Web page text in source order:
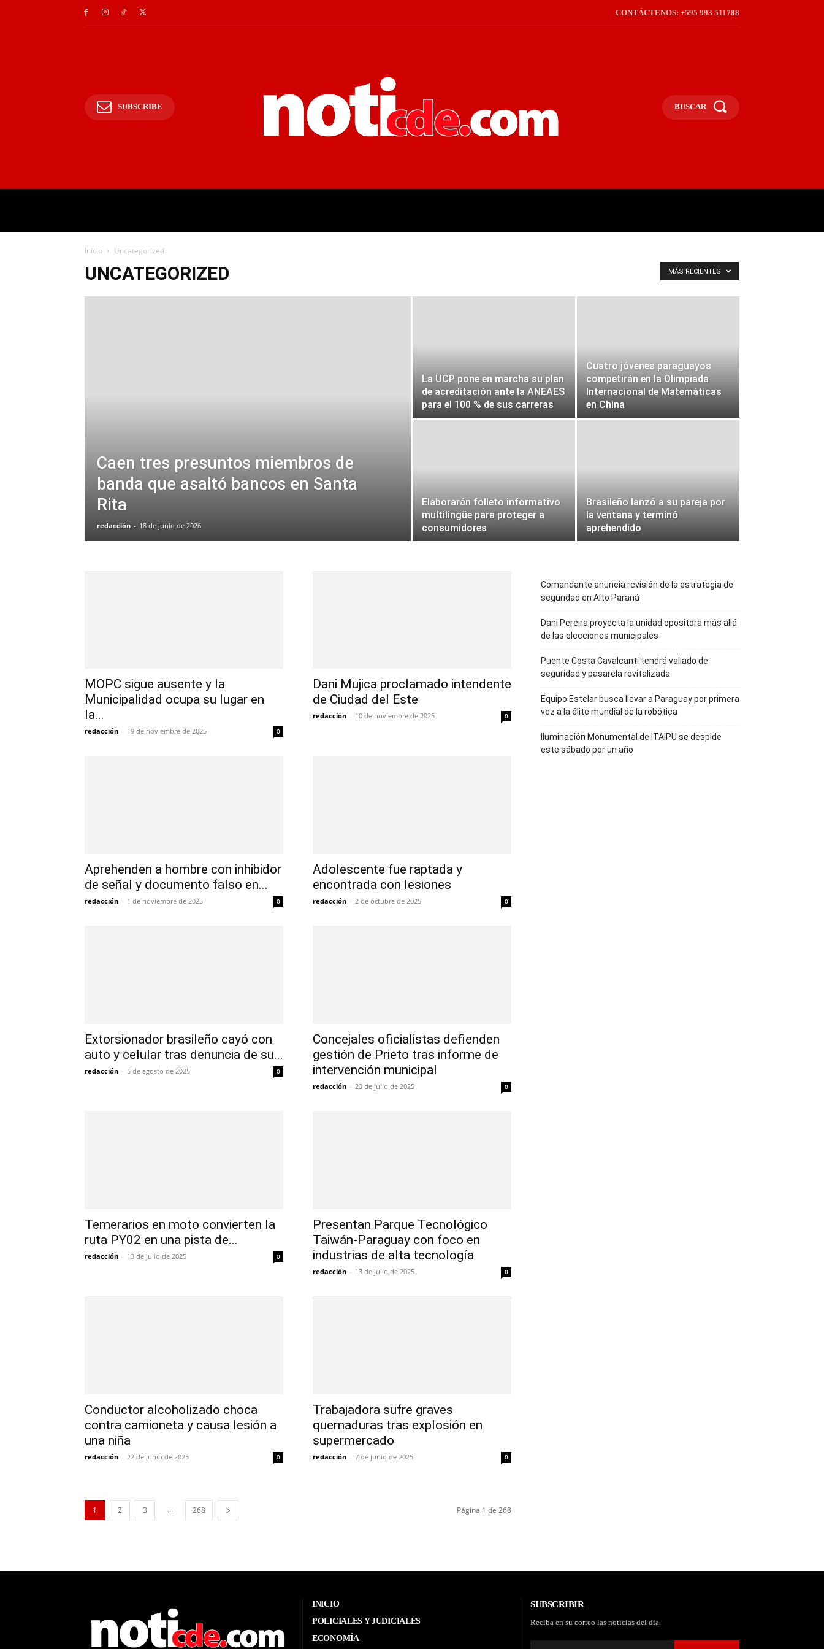
CONTÁCTENOS: +595 993 511788
SUBSCRIBE BUSCAR
Inicio Uncategorized
UNCATEGORIZED MÁS RECIENTES
Caen tres presuntos miembros de
banda que asaltó bancos en Santa
Rita
redacción - 18 de junio de 2026
La UCP pone en marcha su plan
de acreditación ante la ANEAES
para el 100 % de sus carreras
Cuatro jóvenes paraguayos
competirán en la Olimpiada
Internacional de Matemáticas
en China
Elaborarán folleto informativo
multilingüe para proteger a
consumidores
Brasileño lanzó a su pareja por
la ventana y terminó
aprehendido
MOPC sigue ausente y la
Municipalidad ocupa su lugar en
la...
redacción - 19 de noviembre de 2025 0
Dani Mujica proclamado intendente
de Ciudad del Este
redacción - 10 de noviembre de 2025 0
Aprehenden a hombre con inhibidor
de señal y documento falso en...
redacción - 1 de noviembre de 2025 0
Adolescente fue raptada y
encontrada con lesiones
redacción - 2 de octubre de 2025 0
Extorsionador brasileño cayó con
auto y celular tras denuncia de su...
redacción - 5 de agosto de 2025 0
Concejales oficialistas defienden
gestión de Prieto tras informe de
intervención municipal
redacción - 23 de julio de 2025 0
Temerarios en moto convierten la
ruta PY02 en una pista de...
redacción - 13 de julio de 2025 0
Presentan Parque Tecnológico
Taiwán-Paraguay con foco en
industrias de alta tecnología
redacción - 13 de julio de 2025 0
Conductor alcoholizado choca
contra camioneta y causa lesión a
una niña
redacción - 22 de junio de 2025 0
Trabajadora sufre graves
quemaduras tras explosión en
supermercado
redacción - 7 de junio de 2025 0
1 2 3 ... 268 Página 1 de 268
Comandante anuncia revisión de la estrategia de
seguridad en Alto Paraná
Dani Pereira proyecta la unidad opositora más allá
de las elecciones municipales
Puente Costa Cavalcanti tendrá vallado de
seguridad y pasarela revitalizada
Equipo Estelar busca llevar a Paraguay por primera
vez a la élite mundial de la robótica
Iluminación Monumental de ITAIPU se despide
este sábado por un año
INICIO
POLICIALES Y JUDICIALES
ECONOMÍA
SUBSCRIBIR
Reciba en su correo las noticias del día.